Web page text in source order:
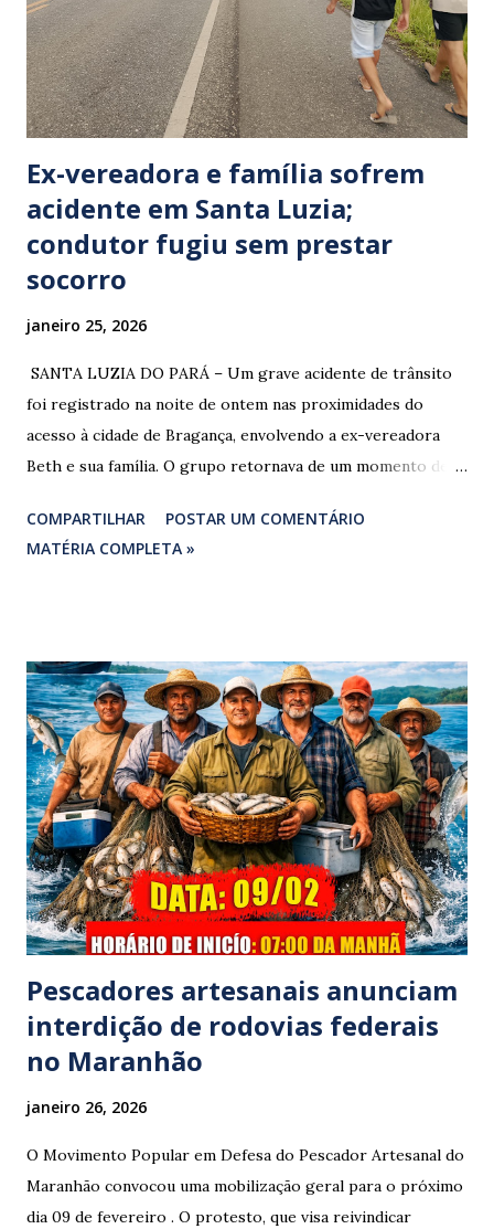
Ex-vereadora e família sofrem
acidente em Santa Luzia;
condutor fugiu sem prestar
socorro
janeiro 25, 2026
​ SANTA LUZIA DO PARÁ – Um grave acidente de trânsito
foi registrado na noite de ontem nas proximidades do
acesso à cidade de Bragança, envolvendo a ex-vereadora
Beth e sua família. O grupo retornava de um momento de
vereadora e irmão dos ex-vereadores de Bragança, Mauro
Rodrigues e Zeca Rodrigues , estava voltando do
família foi atingido por uma caminhonete. O condutor da
mesma apresentava sinais visíveis de embriaguez, e
diversas latas de bebidas alcoólicas foram avistadas no
interior do veículo. O motorista, identificado por
moradores locais como irmão do vereador "Neguinho do
Coco", de Santa Luzia do Pará, evadiu-se do local sem
prestar assistência às vítimas. ​Atendimento e Danos ​A
Polícia Rodoviária Federal (PRF) foi acionada para atender a
ocorrênc...
COMPARTILHAR
POSTAR UM COMENTÁRIO
MATÉRIA COMPLETA »
Pescadores artesanais anunciam
interdição de rodovias federais
no Maranhão
janeiro 26, 2026
O Movimento Popular em Defesa do Pescador Artesanal do
Maranhão convocou uma mobilização geral para o próximo
dia 09 de fevereiro . O protesto, que visa reivindicar